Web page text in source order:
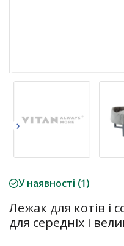
У наявності (1)
Лежак для котів і
для середніх і